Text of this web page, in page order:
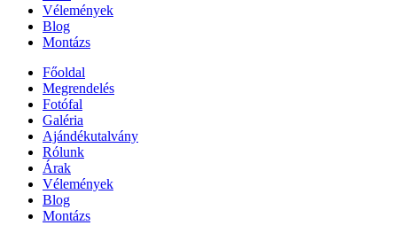
Vélemények
Blog
Montázs
Főoldal
Megrendelés
Fotófal
Galéria
Ajándékutalvány
Rólunk
Árak
Vélemények
Blog
Montázs